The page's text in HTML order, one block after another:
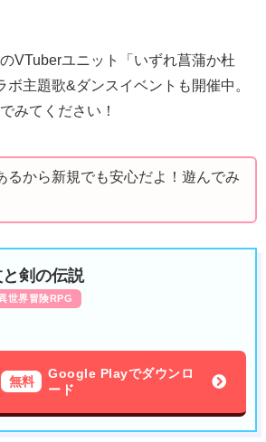
VTuberユニット「いずれ菖蒲か杜
主題歌&ダンスイベントも開催中。
みてください！
るから新規でも安心だよ！遊んでみ
剣の伝説
世界冒険RPG
無料
Google Playでダウンロ
ード